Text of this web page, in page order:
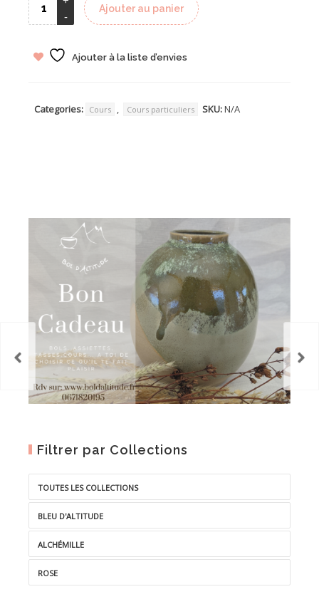
Ajouter au panier
Ajouter à la liste d’envies
Categories: Cours , Cours particuliers SKU:N/A
Filtrer par Collections
TOUTES LES COLLECTIONS
BLEU D'ALTITUDE
ALCHÉMILLE
ROSE